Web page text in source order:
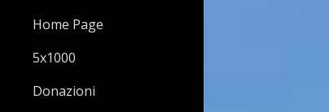
Home Page
5x1000
Donazioni